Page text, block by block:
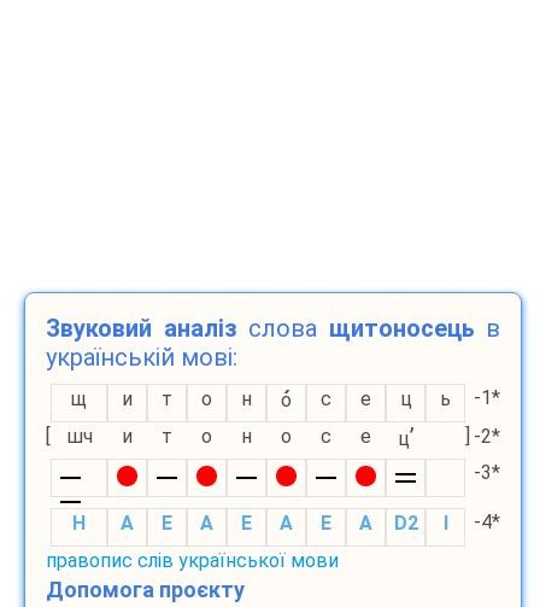
Звуковий аналіз слова щитоносець в
українській мові:
щ и т о н о с е ц ь
-1*
[
шч и т о н о с е ц’ ] -2*
-3*
H A E A E A E A D2 I
-4*
правопис слів української мови
Допомога проєкту